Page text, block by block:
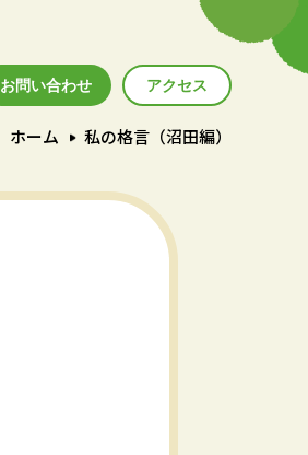
お問い合わせ アクセス
アクセス
ホーム 私の格言（沼田編）